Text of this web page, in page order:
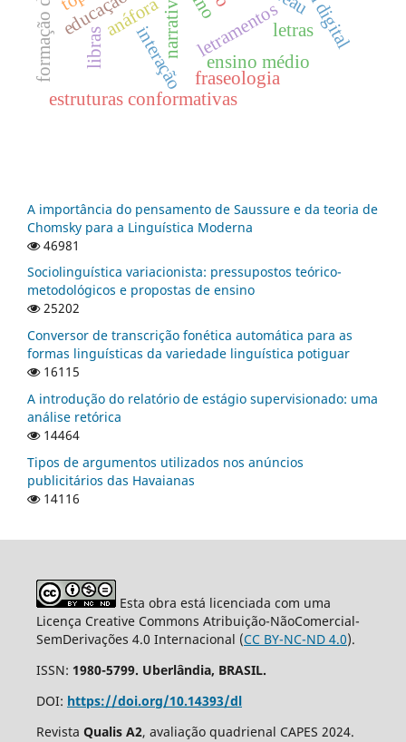
letramentos
narrativas
interação
anáfora
estruturas conformativas
ensino médio
fraseologia
libras letras
A importância do pensamento de Saussure e da teoria de
Chomsky para a Linguística Moderna
46981
Sociolinguística variacionista: pressupostos teórico-
metodológicos e propostas de ensino
25202
Conversor de transcrição fonética automática para as
formas linguísticas da variedade linguística potiguar
16115
A introdução do relatório de estágio supervisionado: uma
análise retórica
14464
Tipos de argumentos utilizados nos anúncios
publicitários das Havaianas
14116
Esta obra está licenciada com uma
Licença Creative Commons Atribuição-NãoComercial-
SemDerivações 4.0 Internacional (CC BY-NC-ND 4.0).
ISSN: 1980-5799. Uberlândia, BRASIL.
DOI: https://doi.org/10.14393/dl
Revista Qualis A2, avaliação quadrienal CAPES 2024.